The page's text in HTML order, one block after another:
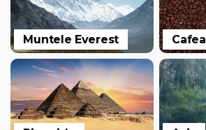
Muntele Everest Cafea